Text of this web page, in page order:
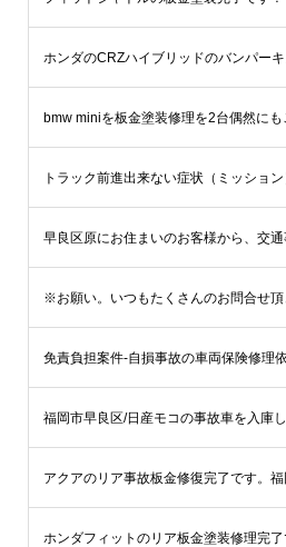
ホンダのCRZハイブリッドのバンパー
bmw miniを板金塗装修理を2台偶然にも
トラック前進出来ない症状（ミッショ
免責負担案件-自損事故の車両保険修理
福岡市早良区/日産モコの事故車を入庫
アクアのリア事故板金修復完了です。
ホンダフィットのリア板金塗装修理完